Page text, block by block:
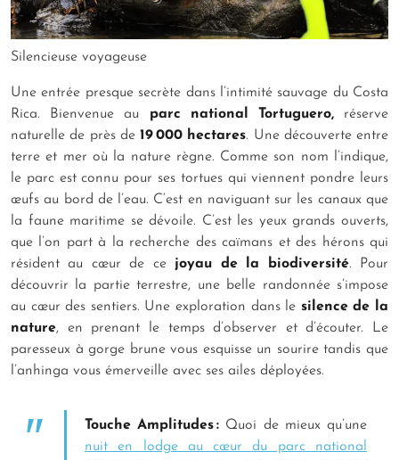
Silencieuse voyageuse
Une entrée presque secrète dans l’intimité sauvage du Costa
Rica. Bienvenue au parc national Tortuguero,réserve
naturelle de près de 19 000 hectares. Une découverte entre
terre et mer où la nature règne. Comme son nom l’indique,
le parc est connu pour ses tortues qui viennent pondre leurs
œufs au bord de l’eau. C’est en naviguant sur les canaux que
la faune maritime se dévoile. C’est les yeux grands ouverts,
que l’on part à la recherche des caïmans et des hérons qui
résident au cœur de ce joyau de la biodiversité. Pour
découvrir la partie terrestre, une belle randonnée s’impose
au cœur des sentiers. Une exploration dans le silence de la
nature, en prenant le temps d’observer et d’écouter. Le
paresseux à gorge brune vous esquisse un sourire tandis que
l’anhinga vous émerveille avec ses ailes déployées.
Touche Amplitudes : Quoi de mieux qu’une
nuit en lodge au cœur du parc national